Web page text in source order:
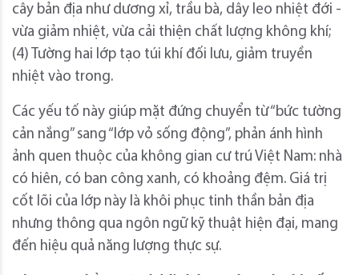
cây bản địa như dương xỉ, trầu bà, dây leo nhiệt đới -
vừa giảm nhiệt, vừa cải thiện chất lượng không khí;
(4) Tường hai lớp tạo túi khí đối lưu, giảm truyền
nhiệt vào trong.
Các yếu tố này giúp mặt đứng chuyển từ “bức tường
cản nắng” sang “lớp vỏ sống động”, phản ánh hình
ảnh quen thuộc của không gian cư trú Việt Nam: nhà
có hiên, có ban công xanh, có khoảng đệm. Giá trị
cốt lõi của lớp này là khôi phục tinh thần bản địa
nhưng thông qua ngôn ngữ kỹ thuật hiện đại, mang
đến hiệu quả năng lượng thực sự.